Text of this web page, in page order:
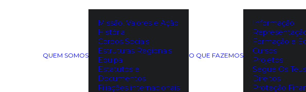
QUEM SOMOS
Missão, Valores e Ação
História
Corpos Sociais
Estruturas Regionais
Equipa
Estatutos e
Documentos
Filiações internacionais
O QUE FAZEMOS
Informação
Formação e
Cursos
Projetos
Segue Os Teus
Direitos
Proteção
Escolhas